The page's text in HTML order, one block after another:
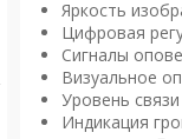
Яркость
Цифровая
Сигналы
Визуальное
Уровень
Индикация